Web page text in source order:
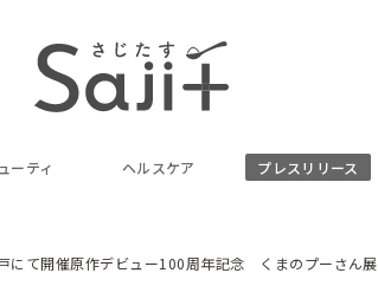
ーティ ヘルスケア プレスリリース
にて開催原作デビュー100周年記念 くまのプーさん展